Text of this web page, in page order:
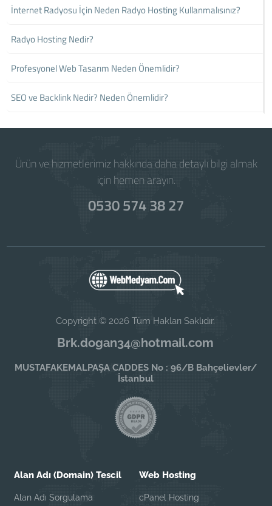
İnternet Radyosu İçin Neden Radyo Hosting Kullanmalısınız?
Radyo Hosting Nedir?
Profesyonel Web Tasarım Neden Önemlidir?
SEO ve Backlink Nedir? Neden Önemlidir?
Ürün ve hizmetlerimiz hakkında daha detaylı bilgi almak
için hemen arayın.
0530 574 38 27
Copyright © 2026 Tüm Hakları Saklıdır.
Brk.dogan34@hotmail.com
MUSTAFAKEMALPAŞA CADDES No : 96/B Bahçelievler/
İstanbul
Alan Adı (Domain) Tescil
Alan Adı Sorgulama
Web Hosting
cPanel Hosting